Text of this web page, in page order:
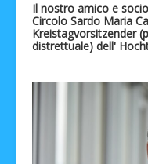
Storia del Circolo
Sardegna
Il nostro amico e
Circolo Sardo Maria
Kreistagvorsitzender
distrettuale) dell'